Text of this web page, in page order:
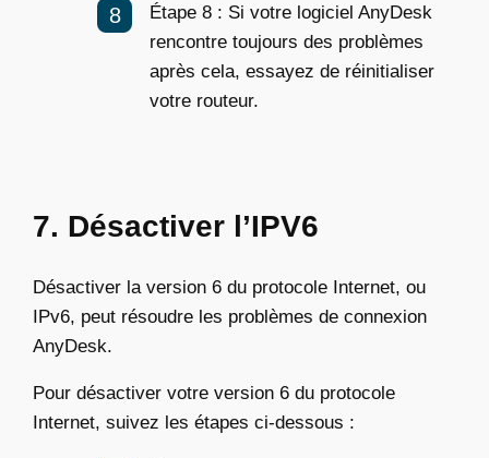
Étape 8 : Si votre logiciel AnyDesk
rencontre toujours des problèmes
après cela, essayez de réinitialiser
votre routeur.
7. Désactiver l’IPV6
Désactiver la version 6 du protocole Internet, ou
IPv6, peut résoudre les problèmes de connexion
AnyDesk.
Pour désactiver votre version 6 du protocole
Internet, suivez les étapes ci-dessous :